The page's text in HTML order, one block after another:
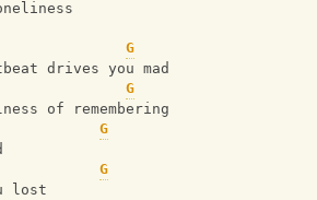
G
drives you mad
G
of remembering
G
G
lost